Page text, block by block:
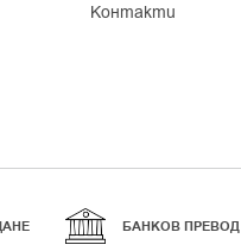
контакти
БАНКОВ ПРЕВОД